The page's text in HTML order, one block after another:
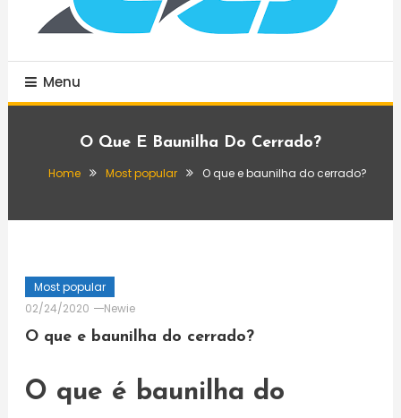
Menu
O Que E Baunilha Do Cerrado?
Home Most popular O que e baunilha do cerrado?
Most popular
02/24/2020
Newie
O que e baunilha do cerrado?
O que é baunilha do